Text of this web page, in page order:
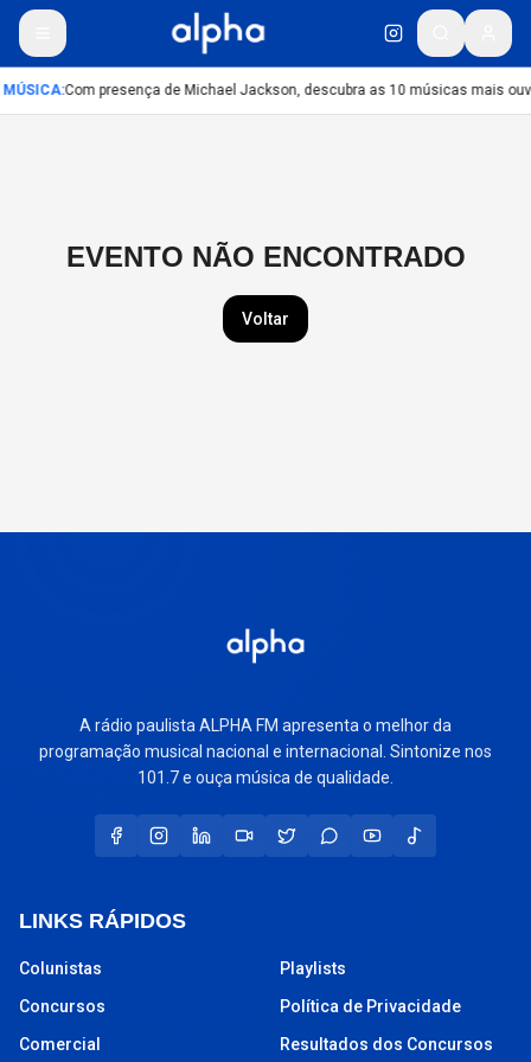
MÚSICA:Com presença de Michael Jackson, descubra as 10 músicas mais
EVENTO NÃO ENCONTRADO
Voltar
A rádio paulista ALPHA FM apresenta o melhor da
programação musical nacional e internacional. Sintonize nos
101.7 e ouça música de qualidade.
LINKS RÁPIDOS
Colunistas
Concursos
Comercial
Playlists
Política de Privacidade
Resultados dos Concursos